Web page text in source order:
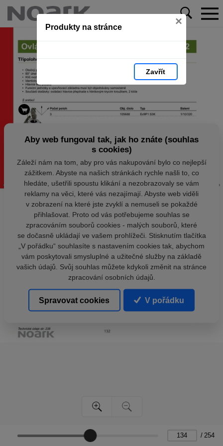
Produkty na stránce ×
Zavřít
/ 254
Aby web fungoval tak, jak ho znáte (souhlas
s cookies)
Záleží nám na tom, aby pro vás nakupování bylo co nejlepší
zážitkem. Abyste na našich stránkách rychle našli to, co
hledáte, ušetřili spoustu klikání a nezobrazovaly se vám
reklamy na věci, které vás nezajímají. Abyste web viděli
v zobrazení na které jste zvyklí a nemuseli se pokaždé
přihlašovat. Proto od vás potřebujeme souhlas se
zpracováním souborů cookies - malých souborů, které
se dočasně ukládají ve vašem prohlížeči. Stisknutím tlačítka
„V pořádku“ souhlasíte s nastavením cookies tak, abychom
vám poskytovali smysluplné a užitečné služby na základě
vašich údajů. Svůj souhlas můžete kdykoli změnit na stránce
zpracování osobních údajů.
Spravovat cookies V pořádku